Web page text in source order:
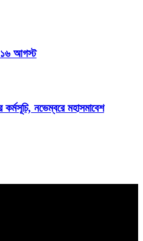
১৬ আগস্ট
কর্মসূচি, নভেম্বরে মহাসমাবেশ